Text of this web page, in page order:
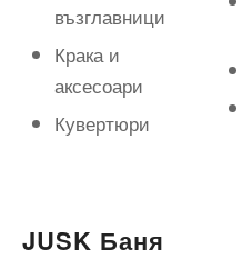
възглавници
Крака и
аксесоари
Кувертюри
JUSK Баня